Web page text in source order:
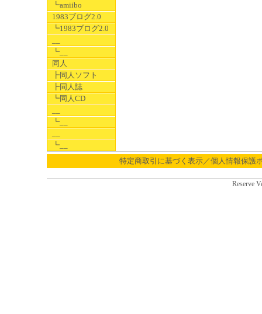
┗amiibo
1983ブログ2.0
┗1983ブログ2.0
┗__
同人
┣同人ソフト
┣同人誌
┗同人CD
┗__
┗__
特定商取引に基づく表示／個人情報保護
Reserve